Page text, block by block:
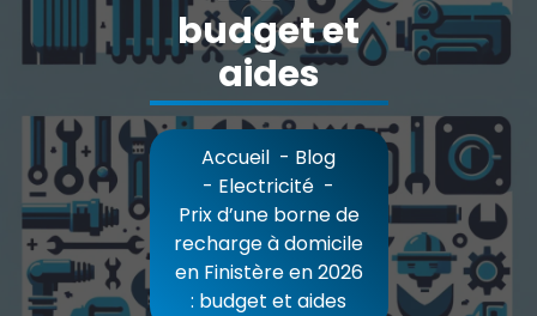
budget et
aides
Accueil - Blog
- Electricité -
Prix d’une borne de
recharge à domicile
en Finistère en 2026
: budget et aides